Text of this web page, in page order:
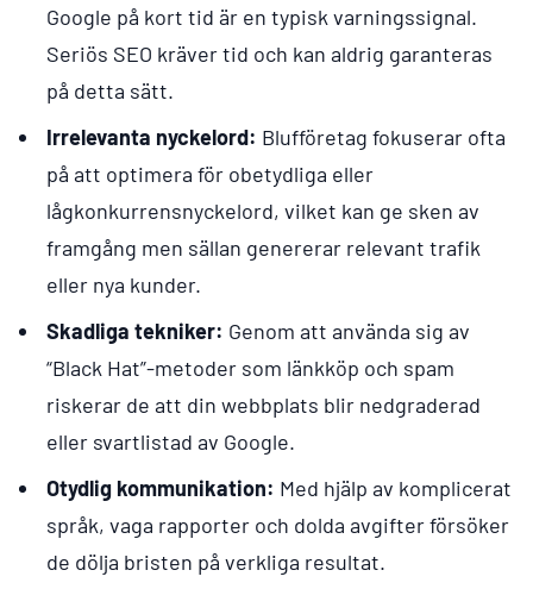
Google på kort tid är en typisk varningssignal.
Seriös SEO kräver tid och kan aldrig garanteras
på detta sätt.
Irrelevanta nyckelord: Blufföretag fokuserar ofta
på att optimera för obetydliga eller
lågkonkurrensnyckelord, vilket kan ge sken av
framgång men sällan genererar relevant trafik
eller nya kunder.
Skadliga tekniker: Genom att använda sig av
“Black Hat”-metoder som länkköp och spam
riskerar de att din webbplats blir nedgraderad
eller svartlistad av Google.
Otydlig kommunikation: Med hjälp av komplicerat
språk, vaga rapporter och dolda avgifter försöker
de dölja bristen på verkliga resultat.